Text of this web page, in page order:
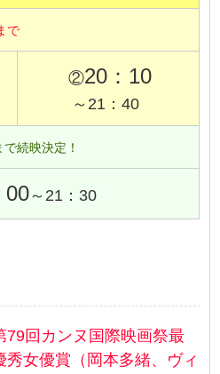
で
②20：10
～21：40
で続映決定！
00～21：30
79回カンヌ国際映画祭最
秀女優賞（岡本多緒、ヴィ